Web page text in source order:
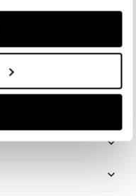
Rückgabe